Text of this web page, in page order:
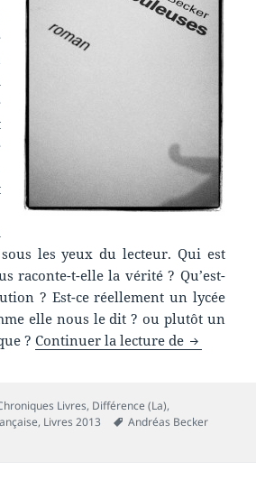
les yeux du lecteur. Qui est
raconte-t-elle la vérité ? Qu’est-
? Est-ce réellement un lycée
elle nous le dit ? ou plutôt un
?Continuer la lecture de
Livres, Différence (La),
, Livres 2013
Mots-
Andréas Becker